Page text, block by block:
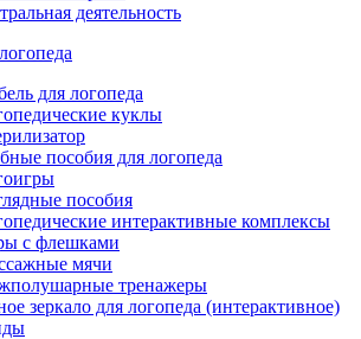
деятельность
для логопеда
куклы
пособия для логопеда
пособия
интерактивные комплексы
с флешками
мячи
тренажеры
зеркало для логопеда (интерактивное)